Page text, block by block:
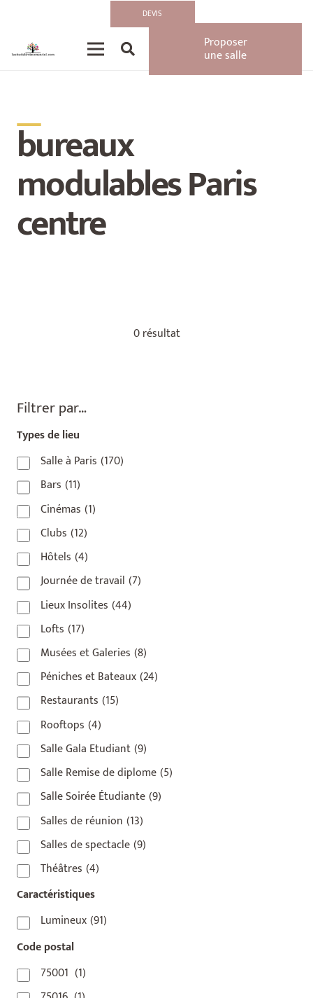
DEVIS
Proposer
une salle
__
bureaux
modulables Paris
centre
0 résultat
Filtrer par…
Types de lieu
Salle à Paris (170)
Bars (11)
Cinémas (1)
Clubs (12)
Hôtels (4)
Journée de travail (7)
Lieux Insolites (44)
Lofts (17)
Musées et Galeries (8)
Péniches et Bateaux(24)
Restaurants (15)
Rooftops (4)
Salle Gala Etudiant(9)
Salle Remise de diplome(5)
Salle Soirée Étudiante(9)
Salles de réunion (13)
Salles de spectacle(9)
Théâtres (4)
Caractéristiques
Lumineux(91)
Code postal
75001 (1)